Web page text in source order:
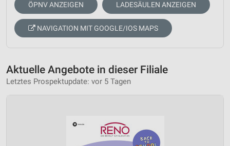
ÖPNV ANZEIGEN LADESÄULEN ANZEIGEN
NAVIGATION MIT GOOGLE/IOS MAPS
Aktuelle Angebote in dieser Filiale
Letztes Prospektupdate: vor 5 Tagen